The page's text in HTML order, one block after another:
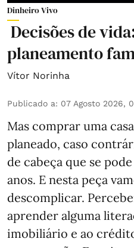
Dinheiro Vivo
Decisões de
planeamento
Vítor Norinha
Publicado a: 07 Agosto 2026,
Mas comprar uma
planeado, caso
de cabeça que se
anos. E nesta peça
descomplicar.
aprender alguma
imobiliário e ao